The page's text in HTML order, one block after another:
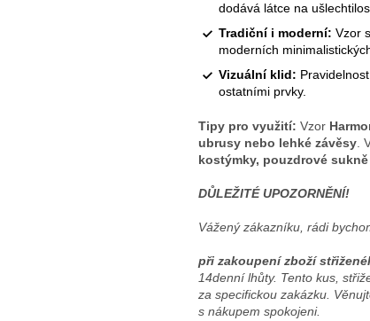
dodává látce na
Tradiční i moderní: Vzor
moderních
Vizuální klid:
ostatními prvky.
Tipy pro využití: Vzor
ubrusy nebo lehké závěsy.
kostýmky, pouzdrové sukně
DŮLEŽITÉ UPOZORNĚNÍ!
Vážený zákazníku, rádi
při zakoupení zboží
14denní lhůty. Tento kus,
za specifickou zakázku.
s nákupem spokojeni.